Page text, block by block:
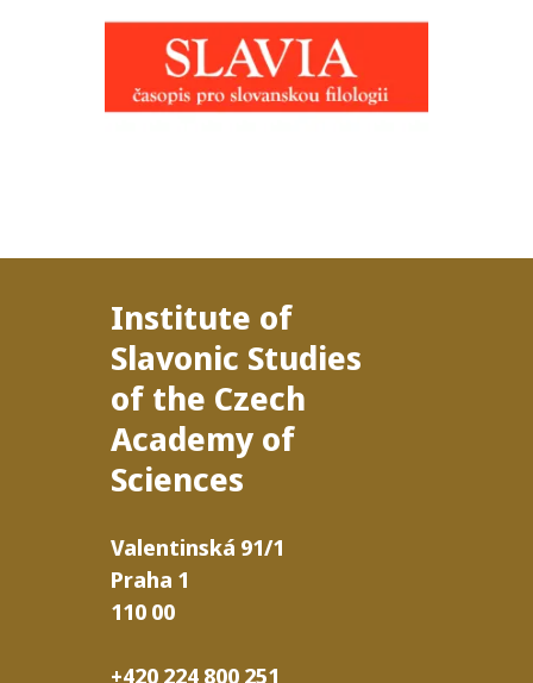
Institute of
Slavonic Studies
of the Czech
Academy of
Sciences
Valentinská 91/​1
Praha 1
110 00
+420 224 800 251